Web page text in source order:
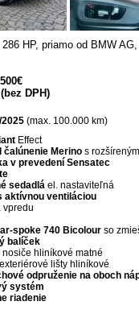
286 HP, priamo od BMW
(bez DPH)
(max. 100.000 km)
Effect
čalúnenie Merino s
v prevedení Sensatec
sedadlá el. nastaviteľná
aktívnou ventiláciou
vpredu
spoke 740 Bicolour so
balíček
hliníkové matné
exteriérové lišty hliníkové
odpruženie na oboch
systém
riadenie